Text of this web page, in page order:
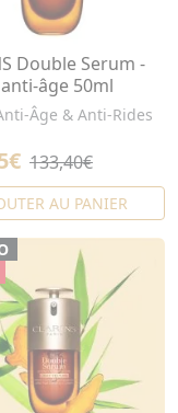
Double Serum -
âge 50ml
Âge & Anti-Rides
133,40€
AU PANIER